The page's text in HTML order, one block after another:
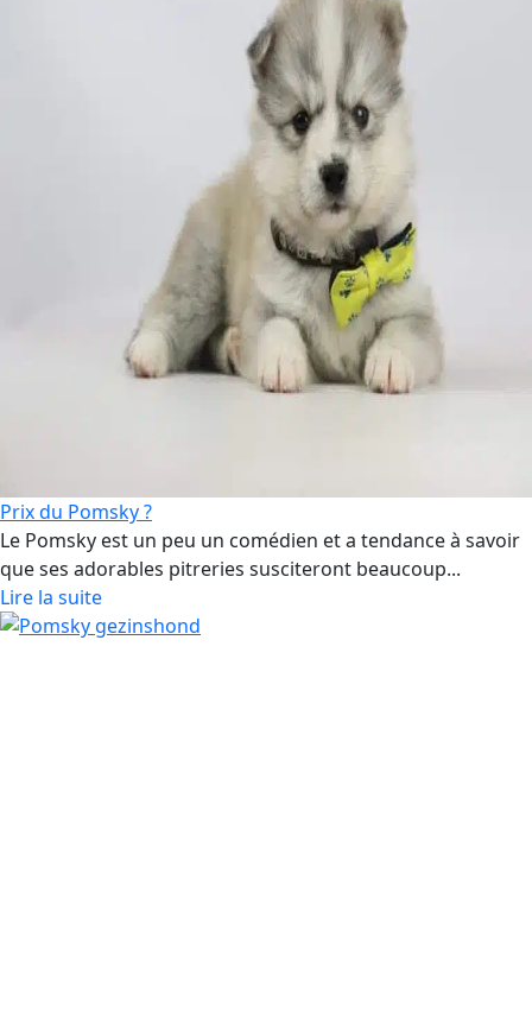
Prix du Pomsky ?
Le Pomsky est un peu un comédien et a tendance à savoir
que ses adorables pitreries susciteront beaucoup...
Lire la suite